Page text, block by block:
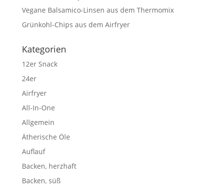
Vegane Balsamico-Linsen aus dem Thermomix
Grünkohl-Chips aus dem Airfryer
Kategorien
12er Snack
24er
Airfryer
All-In-One
Allgemein
Ätherische Öle
Auflauf
Backen, herzhaft
Backen, süß